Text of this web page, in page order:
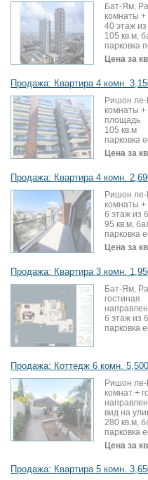
Бат-Ям,
комнаты +
40 этаж
105 кв.м,
парковка
Цена за
Продажа: Квартира 4 комн.
Ришон
комнаты +
площадь
105 кв.м
парковка
Цена за
Продажа: Квартира 4 комн.
Ришон
комнаты +
6 этаж из
95 кв.м,
парковка
Цена за
Продажа: Квартира 3 комн.
Бат-Ям,
гостиная
6 этаж из
парковка
Продажа: Коттедж 6 комн.
Ришон
комнат +
вид на
280 кв.м,
парковка
Цена за
Продажа: Квартира 5 комн.